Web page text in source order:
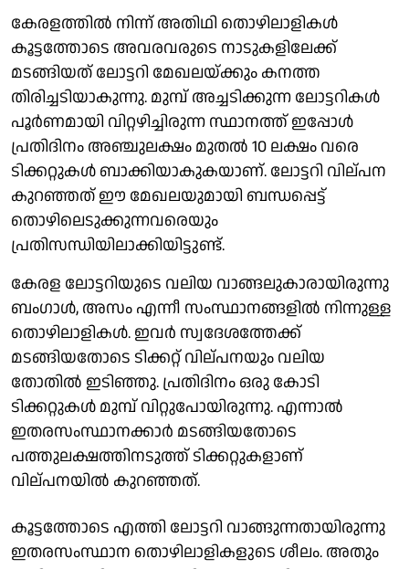
കേരളത്തില്‍ നിന്ന് അതിഥി തൊഴിലാളികള്‍
കൂട്ടത്തോടെ അവരവരുടെ നാടുകളിലേക്ക്
മടങ്ങിയത് ലോട്ടറി മേഖലയ്ക്കും കനത്ത
തിരിച്ചടിയാകുന്നു. മുമ്പ് അച്ചടിക്കുന്ന ലോട്ടറികള്‍
പൂര്‍ണമായി വിറ്റഴിച്ചിരുന്ന സ്ഥാനത്ത് ഇപ്പോള്‍
പ്രതിദിനം അഞ്ചുലക്ഷം മുതല്‍ 10 ലക്ഷം വരെ
ടിക്കറ്റുകള്‍ ബാക്കിയാകുകയാണ്. ലോട്ടറി വില്പന
കുറഞ്ഞത് ഈ മേഖലയുമായി ബന്ധപ്പെട്ട്
തൊഴിലെടുക്കുന്നവരെയും
പ്രതിസന്ധിയിലാക്കിയിട്ടുണ്ട്.
കേരള ലോട്ടറിയുടെ വലിയ വാങ്ങലുകാരായിരുന്നു
ബംഗാള്‍, അസം എന്നീ സംസ്ഥാനങ്ങളില്‍ നിന്നുള്ള
തൊഴിലാളികള്‍. ഇവര്‍ സ്വദേശത്തേക്ക്
മടങ്ങിയതോടെ ടിക്കറ്റ് വില്പനയും വലിയ
തോതില്‍ ഇടിഞ്ഞു. പ്രതിദിനം ഒരു കോടി
ടിക്കറ്റുകള്‍ മുമ്പ് വിറ്റുപോയിരുന്നു. എന്നാല്‍
ഇതരസംസ്ഥാനക്കാര്‍ മടങ്ങിയതോടെ
പത്തുലക്ഷത്തിനടുത്ത് ടിക്കറ്റുകളാണ്
വില്പനയില്‍ കുറഞ്ഞത്.
കൂട്ടത്തോടെ എത്തി ലോട്ടറി വാങ്ങുന്നതായിരുന്നു
ഇതരസംസ്ഥാന തൊഴിലാളികളുടെ ശീലം. അതും